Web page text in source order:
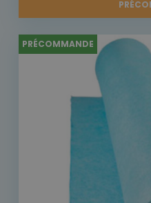
PRÉCOMMANDE